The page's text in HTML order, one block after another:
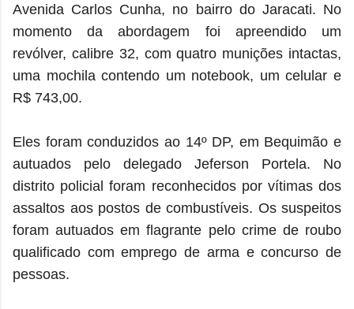
Avenida Carlos Cunha, no bairro do Jaracati. No
momento da abordagem foi apreendido um
revólver, calibre 32, com quatro munições intactas,
uma mochila contendo um notebook, um celular e
R$ 743,00.
Eles foram conduzidos ao 14º DP, em Bequimão e
autuados pelo delegado Jeferson Portela. No
distrito policial foram reconhecidos por vítimas dos
assaltos aos postos de combustíveis. Os suspeitos
foram autuados em flagrante pelo crime de roubo
qualificado com emprego de arma e concurso de
pessoas.